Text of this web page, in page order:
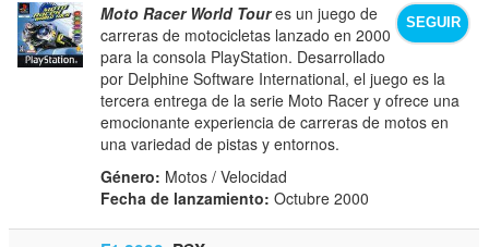
SEGUIR
Moto Racer World Toures un juego de
carreras de motocicletas lanzado en 2000
para la consola PlayStation. Desarrollado
por Delphine Software International, el juego es la
tercera entrega de la serie Moto Racer y ofrece una
emocionante experiencia de carreras de motos en
una variedad de pistas y entornos.
Género: Motos / Velocidad
Fecha de lanzamiento: Octubre 2000